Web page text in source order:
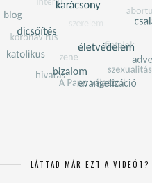
LÁTTAD MÁR EZT A VIDEÓT?